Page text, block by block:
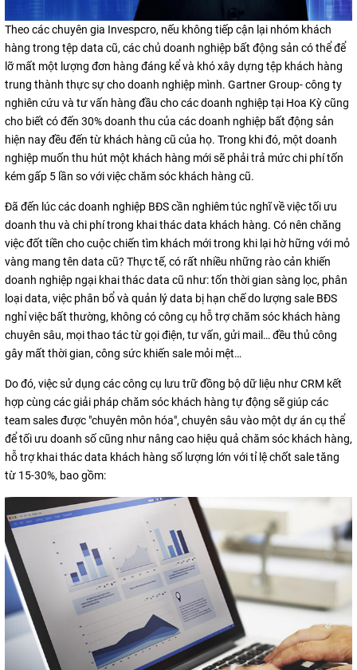
Theo các chuyên gia Invespcro, nếu không tiếp cận lại nhóm khách
hàng trong tệp data cũ, các chủ doanh nghiệp bất động sản có thể để
lỡ mất một lượng đơn hàng đáng kể và khó xây dựng tệp khách hàng
trung thành thực sự cho doanh nghiệp mình. Gartner Group- công ty
nghiên cứu và tư vấn hàng đầu cho các doanh nghiệp tại Hoa Kỳ cũng
cho biết có đến 30% doanh thu của các doanh nghiệp bất động sản
hiện nay đều đến từ khách hàng cũ của họ. Trong khi đó, một doanh
nghiệp muốn thu hút một khách hàng mới sẽ phải trả mức chi phí tốn
kém gấp 5 lần so với việc chăm sóc khách hàng cũ.
Đã đến lúc các doanh nghiệp BĐS cần nghiêm túc nghĩ về việc tối ưu
doanh thu và chi phí trong khai thác data khách hàng. Có nên chăng
việc đốt tiền cho cuộc chiến tìm khách mới trong khi lại hờ hững với mỏ
vàng mang tên data cũ? Thực tế, có rất nhiều những rào cản khiến
doanh nghiệp ngại khai thác data cũ như: tốn thời gian sàng lọc, phân
loại data, việc phân bổ và quản lý data bị hạn chế do lượng sale BĐS
nghỉ việc bất thường, không có công cụ hỗ trợ chăm sóc khách hàng
chuyên sâu, mọi thao tác từ gọi điện, tư vấn, gửi mail… đều thủ công
gây mất thời gian, công sức khiến sale mỏi mệt…
Do đó, việc sử dụng các công cụ lưu trữ đồng bộ dữ liệu như CRM kết
hợp cùng các giải pháp chăm sóc khách hàng tự động sẽ giúp các
team sales được "chuyên môn hóa", chuyên sâu vào một dự án cụ thể
để tối ưu doanh số cũng như nâng cao hiệu quả chăm sóc khách hàng,
hỗ trợ khai thác data khách hàng số lượng lớn với tỉ lệ chốt sale tăng
từ 15-30%, bao gồm: